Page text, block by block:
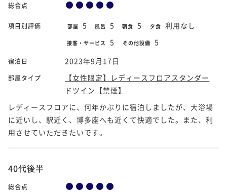
総合点
項目別評価 部屋 5 風呂 5 朝食 5 夕食 利用なし
接客・サービス 5 その他設備 5
宿泊日 2023年9月17日
部屋タイプ
【女性限定】レディースフロアスタンダー
ドツイン【禁煙】
レディースフロアに、何年かぶりに宿泊しましたが、大浴場
に近いし、駅近く、博多座へも近くて快適でした。また、利
用させていただきたいです。
40代後半
総合点